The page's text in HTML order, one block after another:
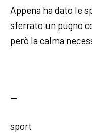
Appena ha dato le
sferrato un pugno
però la calma
—
sport